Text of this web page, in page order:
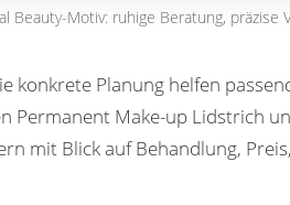
Beauty-Motiv: ruhige Beratung,
konkrete Planung helfen
Permanent Make-up Lidstrich
mit Blick auf Behandlung,